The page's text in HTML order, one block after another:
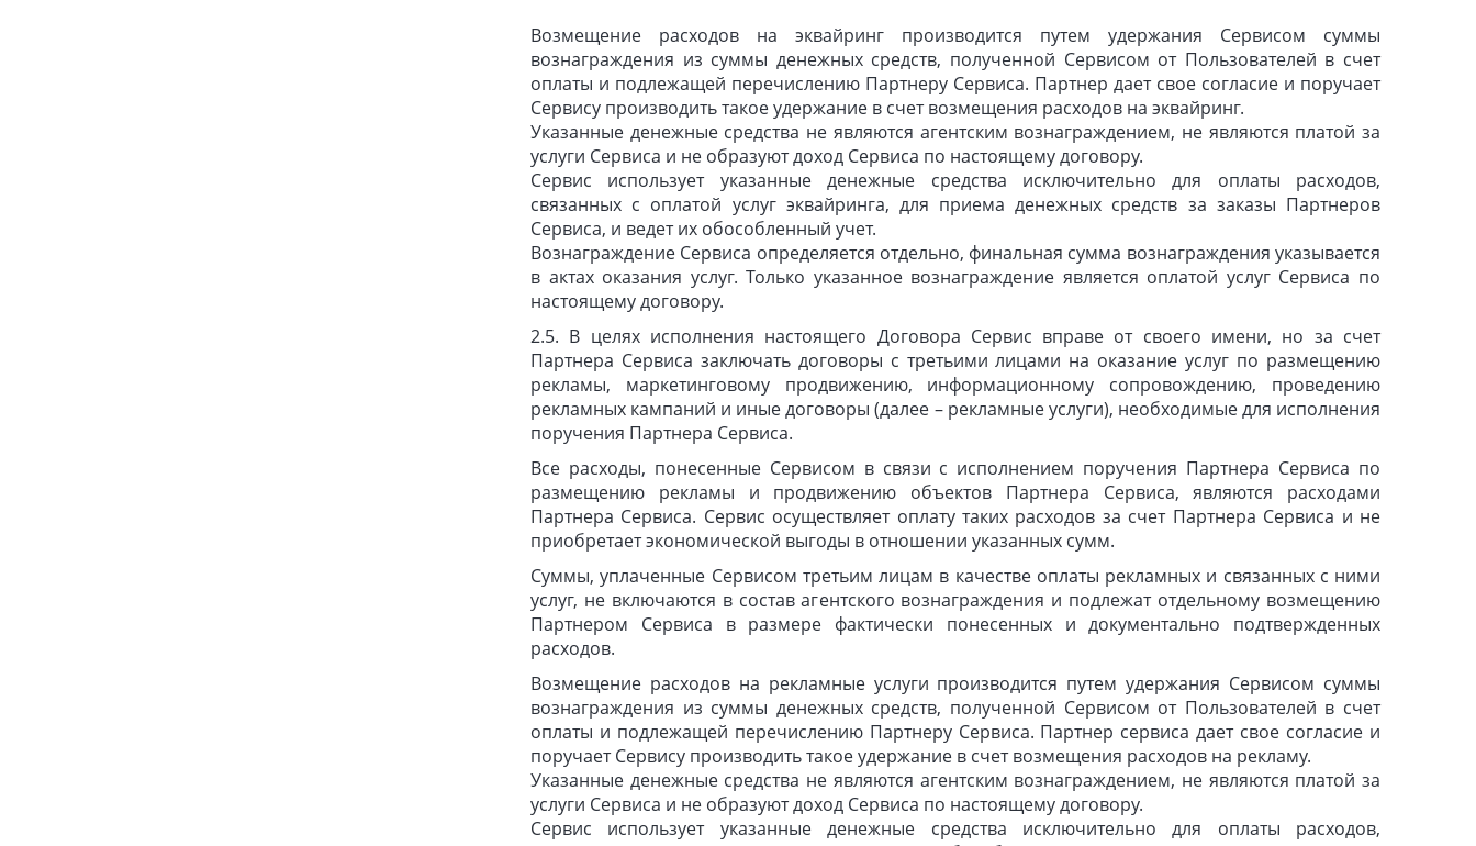
Возмещение расходов на эквайринг производится путем удержания Сервисом суммы
вознаграждения из суммы денежных средств, полученной Сервисом от Пользователей в счет
оплаты и подлежащей перечислению Партнеру Сервиса. Партнер дает свое согласие и поручает
Сервису производить такое удержание в счет возмещения расходов на эквайринг.
Указанные денежные средства не являются агентским вознаграждением, не являются платой за
услуги Сервиса и не образуют доход Сервиса по настоящему договору.
Сервис использует указанные денежные средства исключительно для оплаты расходов,
связанных с оплатой услуг эквайринга, для приема денежных средств за заказы Партнеров
Сервиса, и ведет их обособленный учет.
Вознаграждение Сервиса определяется отдельно, финальная сумма вознаграждения указывается
в актах оказания услуг. Только указанное вознаграждение является оплатой услуг Сервиса по
настоящему договору.
2.5. В целях исполнения настоящего Договора Сервис вправе от своего имени, но за счет
Партнера Сервиса заключать договоры с третьими лицами на оказание услуг по размещению
рекламы, маркетинговому продвижению, информационному сопровождению, проведению
рекламных кампаний и иные договоры (далее – рекламные услуги), необходимые для исполнения
поручения Партнера Сервиса.
Все расходы, понесенные Сервисом в связи с исполнением поручения Партнера Сервиса по
размещению рекламы и продвижению объектов Партнера Сервиса, являются расходами
Партнера Сервиса. Сервис осуществляет оплату таких расходов за счет Партнера Сервиса и не
приобретает экономической выгоды в отношении указанных сумм.
Суммы, уплаченные Сервисом третьим лицам в качестве оплаты рекламных и связанных с ними
услуг, не включаются в состав агентского вознаграждения и подлежат отдельному возмещению
Партнером Сервиса в размере фактически понесенных и документально подтвержденных
расходов.
Возмещение расходов на рекламные услуги производится путем удержания Сервисом суммы
вознаграждения из суммы денежных средств, полученной Сервисом от Пользователей в счет
оплаты и подлежащей перечислению Партнеру Сервиса. Партнер сервиса дает свое согласие и
поручает Сервису производить такое удержание в счет возмещения расходов на рекламу.
Указанные денежные средства не являются агентским вознаграждением, не являются платой за
услуги Сервиса и не образуют доход Сервиса по настоящему договору.
Сервис использует указанные денежные средства исключительно для оплаты расходов,